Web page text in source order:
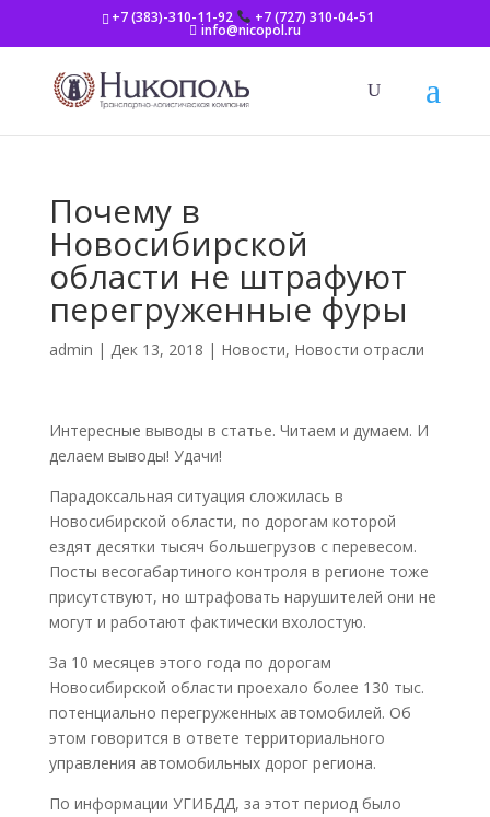
+7 (383)-310-11-92 +7 (727) 310-04-51
info@nicopol.ru
Почему в
Новосибирской
области не штрафуют
перегруженные фуры
admin | Дек 13, 2018 | Новости, Новости отрасли
Интересные выводы в статье. Читаем и думаем. И
делаем выводы! Удачи!
Парадоксальная ситуация сложилась в
Новосибирской области, по дорогам которой
ездят десятки тысяч большегрузов с перевесом.
Посты весогабартиного контроля в регионе тоже
присутствуют, но штрафовать нарушителей они не
могут и работают фактически вхолостую.
За 10 месяцев этого года по дорогам
Новосибирской области проехало более 130 тыс.
потенциально перегруженных автомобилей. Об
этом говорится в ответе территориального
управления автомобильных дорог региона.
По информации УГИБДД, за этот период было